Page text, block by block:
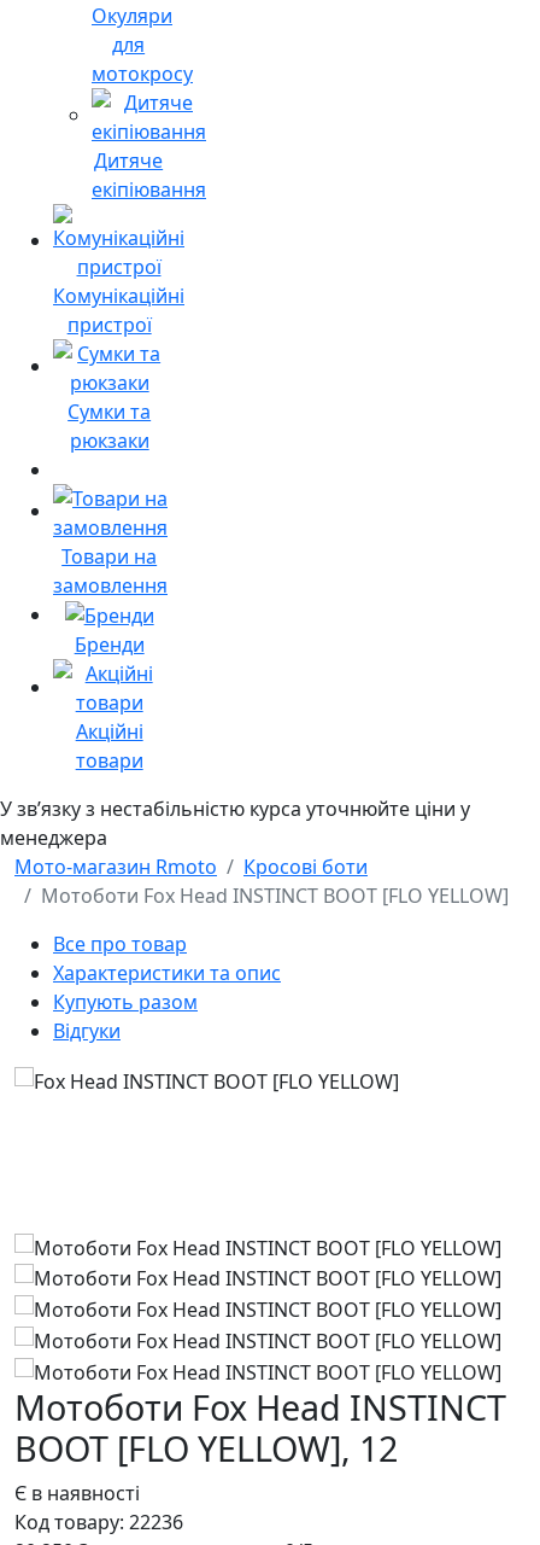
Окуляри
для
мотокросу
Дитяче
екіпіювання
Комунікаційні
пристрої
Сумки та
рюкзаки
Товари на
замовлення
Бренди
Акційні
товари
У звʼязку з нестабільністю курса уточнюйте ціни у
менеджера
Мото-магазин Rmoto
Кросові боти
Мотоботи Fox Head INSTINCT BOOT [FLO YELLOW]
Все про товар
Характеристики та опис
Купують разом
Відгуки
Мотоботи Fox Head INSTINCT
BOOT [FLO YELLOW], 12
Є в наявності
Код товару: 22236